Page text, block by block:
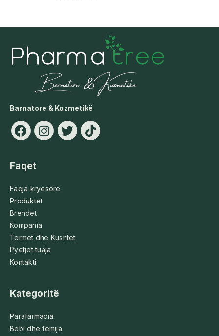
Barnatore & Kozmetikë
Faqet
Faqja kryesore
Produktet
Brendet
Kompania
Termet dhe Kushtet
Pyetjet tuaja
Kontakti
Kategoritë
Parafarmacia
Bebi dhe fëmija